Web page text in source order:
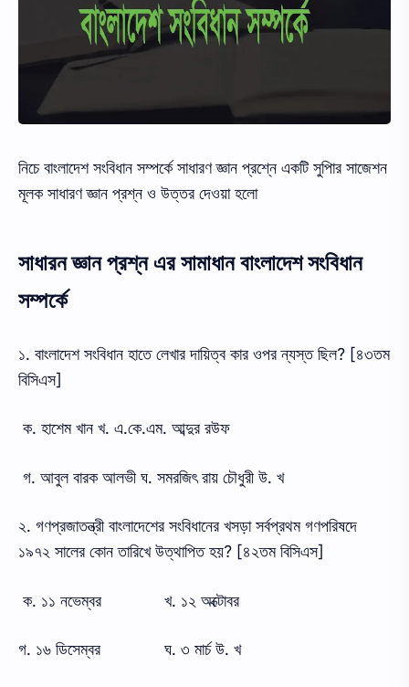
নিচে বাংলাদেশ সংবিধান সম্পর্কে সাধারণ জ্ঞান প্রশ্নে একটি সুপিার সাজেশন
মূলক সাধারণ জ্ঞান প্রশ্ন ও উত্তর দেওয়া হলো
সাধারন জ্ঞান প্রশ্ন এর সামাধান বাংলাদেশ সংবিধান
সম্পর্কে
১. বাংলাদেশ সংবিধান হাতে লেখার দায়িত্ব কার ওপর ন্যস্ত ছিল? [৪৩তম
বিসিএস]
ক. হাশেম খান খ. এ.কে.এম. আব্দুর রউফ
গ. আবুল বারক আলভী ঘ. সমরজিৎ রায় চৌধুরী উ. খ
২. গণপ্রজাতন্ত্রী বাংলাদেশের সংবিধানের খসড়া সর্বপ্রথম গণপরিষদে
১৯৭২ সালের কোন তারিখে উত্থাপিত হয়? [৪২তম বিসিএস]
ক. ১১ নভেম্বর খ. ১২ অক্টোবর
গ. ১৬ ডিসেম্বর ঘ. ৩ মার্চ উ. খ